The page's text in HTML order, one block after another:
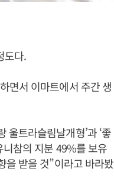
도다.
면서 이마트에서 주간 생
울트라슬림날개형’과 ‘좋
니참의 지분 49%를 보유
을 받을 것”이라고 바라봤